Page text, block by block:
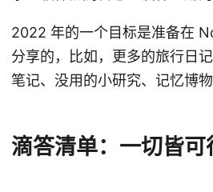
2022 年的一个目标是准备在
分享的，比如，更多的旅行日
笔记、没用的小研究、记忆博物
滴答清单：一切皆可